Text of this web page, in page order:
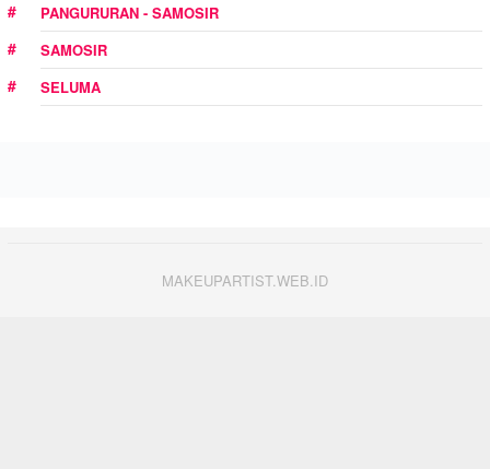
PANGURURAN - SAMOSIR
SAMOSIR
SELUMA